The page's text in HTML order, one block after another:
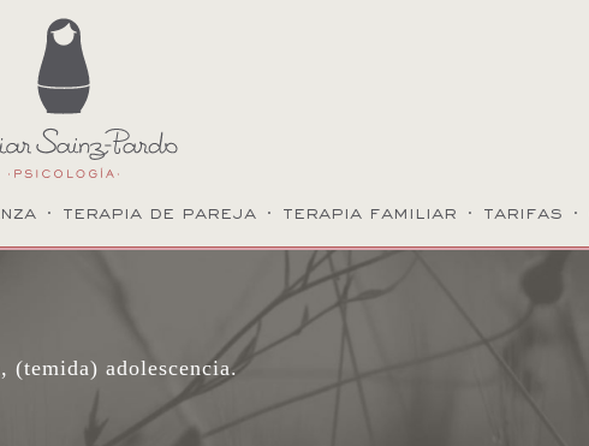
· terapia de pareja · terapia familiar · tarifas ·
(temida) adolescencia.